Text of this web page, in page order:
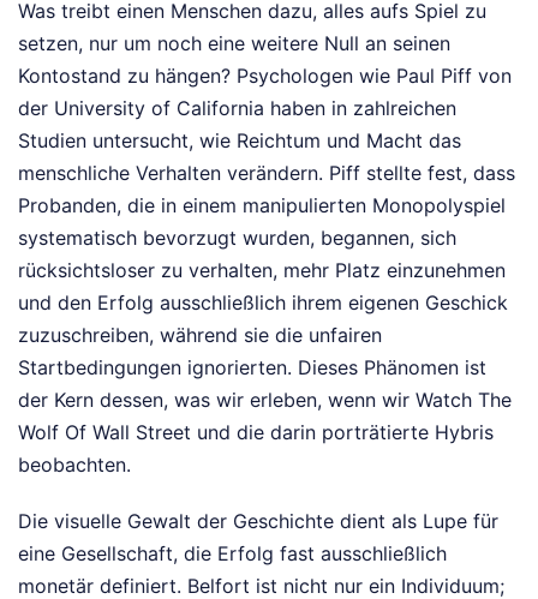
Was treibt einen Menschen dazu, alles aufs Spiel zu
setzen, nur um noch eine weitere Null an seinen
Kontostand zu hängen? Psychologen wie Paul Piff von
der University of California haben in zahlreichen
Studien untersucht, wie Reichtum und Macht das
menschliche Verhalten verändern. Piff stellte fest, dass
Probanden, die in einem manipulierten Monopolyspiel
systematisch bevorzugt wurden, begannen, sich
rücksichtsloser zu verhalten, mehr Platz einzunehmen
und den Erfolg ausschließlich ihrem eigenen Geschick
zuzuschreiben, während sie die unfairen
Startbedingungen ignorierten. Dieses Phänomen ist
der Kern dessen, was wir erleben, wenn wir Watch The
Wolf Of Wall Street und die darin porträtierte Hybris
beobachten.
Die visuelle Gewalt der Geschichte dient als Lupe für
eine Gesellschaft, die Erfolg fast ausschließlich
monetär definiert. Belfort ist nicht nur ein Individuum;